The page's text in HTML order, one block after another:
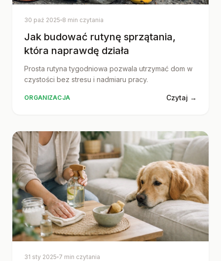
30 paź 2025 8 min czytania
Jak budować rutynę sprzątania,
która naprawdę działa
Prosta rutyna tygodniowa pozwala utrzymać dom w
czystości bez stresu i nadmiaru pracy.
ORGANIZACJA Czytaj →
31 sty 2025 7 min czytania